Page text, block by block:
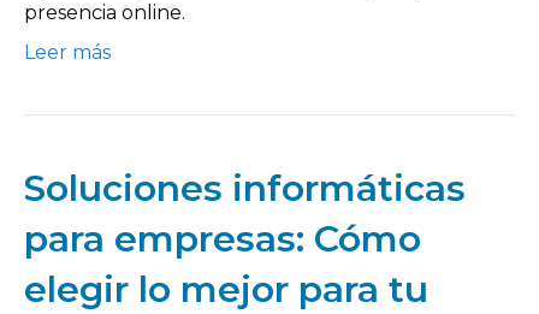
presencia online.
Leer más
Soluciones informáticas
para empresas: Cómo
elegir lo mejor para tu